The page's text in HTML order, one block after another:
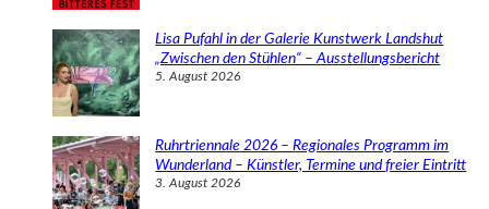
Lisa Pufahl in der Galerie Kunstwerk Landshut
„Zwischen den Stühlen“ – Ausstellungsbericht
5. August 2026
Ruhrtriennale 2026 – Regionales Programm im
Wunderland – Künstler, Termine und freier Eintritt
3. August 2026